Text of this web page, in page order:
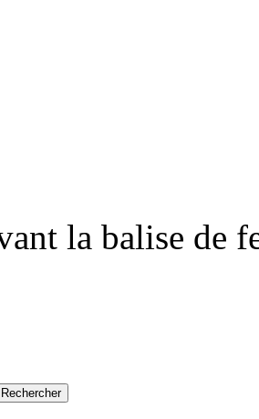
la balise de